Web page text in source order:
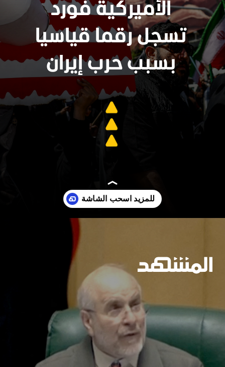
الأميركية فورد
تسجل رقما قياسيا
بسبب حرب إيران
سنجدهــم كلهـم
وسيعاقبون جميعا